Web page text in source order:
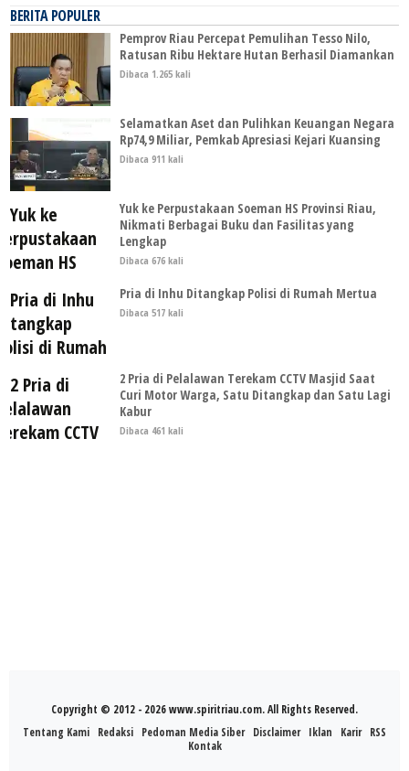
BERITA POPULER
Pemprov Riau Percepat Pemulihan Tesso Nilo,
Ratusan Ribu Hektare Hutan Berhasil Diamankan
Dibaca 1.265 kali
Selamatkan Aset dan Pulihkan Keuangan Negara
Rp74,9 Miliar, Pemkab Apresiasi Kejari Kuansing
Dibaca 911 kali
Yuk ke Perpustakaan Soeman HS Provinsi Riau,
Nikmati Berbagai Buku dan Fasilitas yang
Lengkap
Dibaca 676 kali
Pria di Inhu Ditangkap Polisi di Rumah Mertua
Dibaca 517 kali
2 Pria di Pelalawan Terekam CCTV Masjid Saat
Curi Motor Warga, Satu Ditangkap dan Satu Lagi
Kabur
Dibaca 461 kali
Copyright © 2012 - 2026 www.spiritriau.com. All Rights Reserved.
Tentang Kami Redaksi Pedoman Media Siber Disclaimer Iklan Karir RSS
Kontak